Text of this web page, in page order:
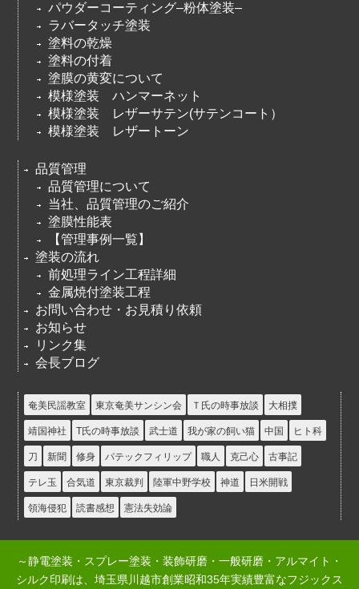
パウダーコーティング–粉体塗装–
ラバータッチ塗装
塗料の乾燥
塗料の付着
塗膜の黄変について
模様塗装 ハンマーネット
模様塗装 レザーサテン(サテンコート）
模様塗装 レザートーン
品質管理
品質管理について
当社、品質管理のご紹介
塗膜性能表
【管理事例一覧】
塗装の流れ
前処理ライン工程詳細
金属焼付塗装工程
お問い合わせ・お見積り依頼
お知らせ
リンク集
会長ブログ
奄美民謡教室 東京奄美サンシン会 Ｔ氏の時事放談 大相撲
靖国神社 T氏の時事放談 武士道 我が家の飼い猫 中国 ヒト科
刀 新聞 修身 パテックフィリップ 職人 克己心 古事記
テレ玉 合気道 東京裁判 陸軍中野学校 神道 日米開戦
領海侵犯 読書感想 憲法失効論
～静電塗装・スプレー塗装・装飾研磨・一般研磨・アルマイト・
シルク印刷は、埼玉県川越市創業昭和35年実績豊富なフジックス